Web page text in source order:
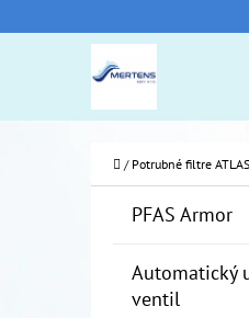
Domov
/ Potrubné filtre ATLAS
Preskočiť
PFAS Armor
Automatický
ventil
Í
do
obchodu
do
obchodu